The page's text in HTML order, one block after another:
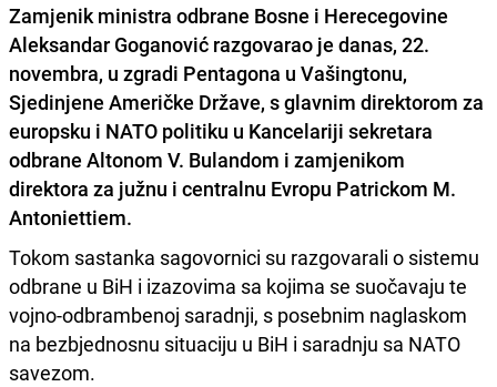
Zamjenik ministra odbrane Bosne i Herecegovine
Aleksandar Goganović razgovarao je danas, 22.
novembra, u zgradi Pentagona u Vašingtonu,
Sjedinjene Američke Države, s glavnim direktorom za
europsku i NATO politiku u Kancelariji sekretara
odbrane Altonom V. Bulandom i zamjenikom
direktora za južnu i centralnu Evropu Patrickom M.
Antoniettiem.
Tokom sastanka sagovornici su razgovarali o sistemu
odbrane u BiH i izazovima sa kojima se suočavaju te
vojno-odbrambenoj saradnji, s posebnim naglaskom
na bezbjednosnu situaciju u BiH i saradnju sa NATO
savezom.